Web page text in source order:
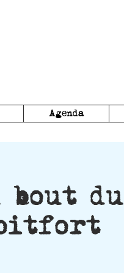
Agenda
bout du